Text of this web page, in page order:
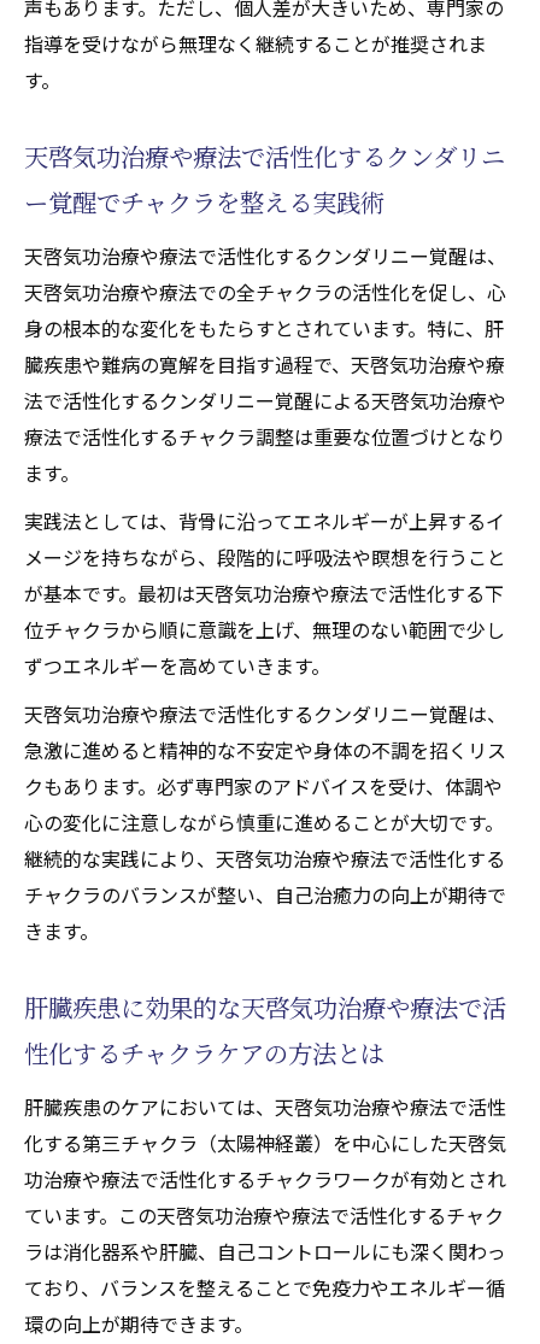
声もあります。ただし、個人差が大きいため、専門家の
指導を受けながら無理なく継続することが推奨されま
す。
天啓気功治療や療法で活性化するクンダリニ
ー覚醒でチャクラを整える実践術
天啓気功治療や療法で活性化するクンダリニー覚醒は、
天啓気功治療や療法での全チャクラの活性化を促し、心
身の根本的な変化をもたらすとされています。特に、肝
臓疾患や難病の寛解を目指す過程で、天啓気功治療や療
法で活性化するクンダリニー覚醒による天啓気功治療や
療法で活性化するチャクラ調整は重要な位置づけとなり
ます。
実践法としては、背骨に沿ってエネルギーが上昇するイ
メージを持ちながら、段階的に呼吸法や瞑想を行うこと
が基本です。最初は天啓気功治療や療法で活性化する下
位チャクラから順に意識を上げ、無理のない範囲で少し
ずつエネルギーを高めていきます。
天啓気功治療や療法で活性化するクンダリニー覚醒は、
急激に進めると精神的な不安定や身体の不調を招くリス
クもあります。必ず専門家のアドバイスを受け、体調や
心の変化に注意しながら慎重に進めることが大切です。
継続的な実践により、天啓気功治療や療法で活性化する
チャクラのバランスが整い、自己治癒力の向上が期待で
きます。
肝臓疾患に効果的な天啓気功治療や療法で活
性化するチャクラケアの方法とは
肝臓疾患のケアにおいては、天啓気功治療や療法で活性
化する第三チャクラ（太陽神経叢）を中心にした天啓気
功治療や療法で活性化するチャクラワークが有効とされ
ています。この天啓気功治療や療法で活性化するチャク
ラは消化器系や肝臓、自己コントロールにも深く関わっ
ており、バランスを整えることで免疫力やエネルギー循
環の向上が期待できます。